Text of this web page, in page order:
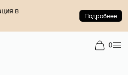
в
Подробнее
0